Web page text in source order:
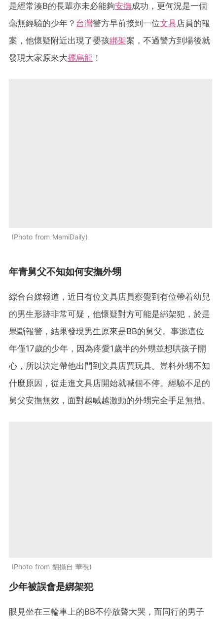
是經常湊B的長輩亦未必能夠安撫成功，更何況是一個
毫無經驗的少年？ 台灣警方早前接到一位文具店員的報
案，他懷疑附近出現了嬰孩綁架案，不過警方到場後就
發現大家原來大擺烏龍 ！
Photo from MamiDaily
年青舅父不知如何安撫外甥
綜合台媒報道，近日有位文具店員察覺到有位帶着幼兒
的男生形跡非常可疑，他懷疑對方可能是綁架犯，於是
果斷報警，結果發現男生原來是BB的舅父。事源這位
年僅17歲的少年，因為疼愛1歲半的外甥並想哄孩子開
心，所以決定帶他出門到文具店買玩具。豈料外甥不知
什麼原因，從走進文具店開始就喊個不停。經驗不足的
舅父安撫無效，面對越喊越激動的外甥完全手足無措。
Photo from 翻攝自 華視
少年被誤會是綁架犯
眼見坐在三輪車上的BB不停放聲大哭，而同行的男子